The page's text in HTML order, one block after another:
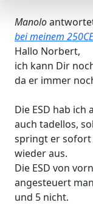
Manolo
bei meinem 250CE
Hallo Norbert,
ich kann Dir
da er immer
Die ESD hab
auch tadellos,
springt er sofort
wieder aus.
Die ESD von
angesteuert
und 5 nicht.